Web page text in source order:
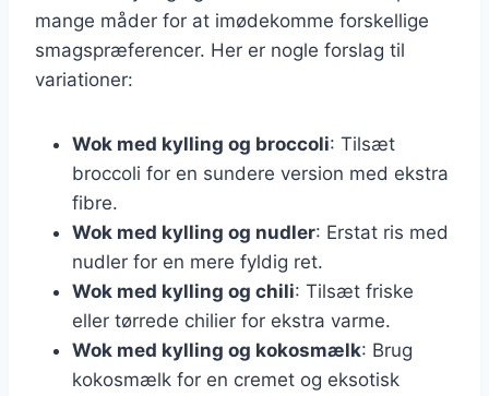
mange måder for at imødekomme forskellige
smagspræferencer. Her er nogle forslag til
variationer:
Wok med kylling og broccoli: Tilsæt
broccoli for en sundere version med ekstra
fibre.
Wok med kylling og nudler: Erstat ris med
nudler for en mere fyldig ret.
Wok med kylling og chili: Tilsæt friske
eller tørrede chilier for ekstra varme.
Wok med kylling og kokosmælk: Brug
kokosmælk for en cremet og eksotisk